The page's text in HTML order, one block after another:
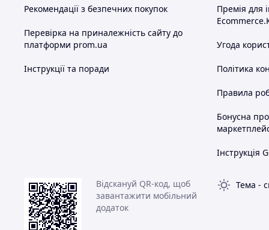
Рекомендації з безпечних покупок
Перевірка на приналежність сайту до
платформи prom.ua
Інструкції та поради
Премія для
Угода
Політика
Правила
Бонусна
Інструкція
Відскануй QR-код, щоб
завантажити мобільний
додаток
Тема -